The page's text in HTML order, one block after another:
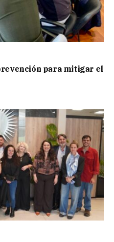
para mitigar el